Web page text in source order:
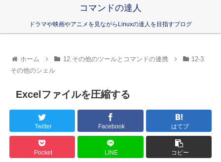
コマンドの達人
ドラマや映画やアニメを見ながらLinuxの達人を目指すブログ
ホーム 12.その他のツールとコマンドの連携
12-3.
その他のシェル
Excelファイルを圧縮する
Twitter Facebook はてブ
Pocket LINE コピー